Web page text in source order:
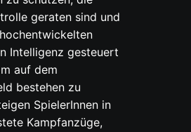
geraten sind und
Intelligenz gesteuert
auf dem
bestehen zu
SpielerInnen in
Kampfanzüge,